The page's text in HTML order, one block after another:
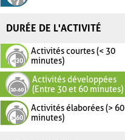
DURÉE DE L'ACTIVITÉ
Activités courtes (< 30
minutes)
Activités développées
(Entre 30 et 60 minutes)
Activités élaborées (> 60
minutes)